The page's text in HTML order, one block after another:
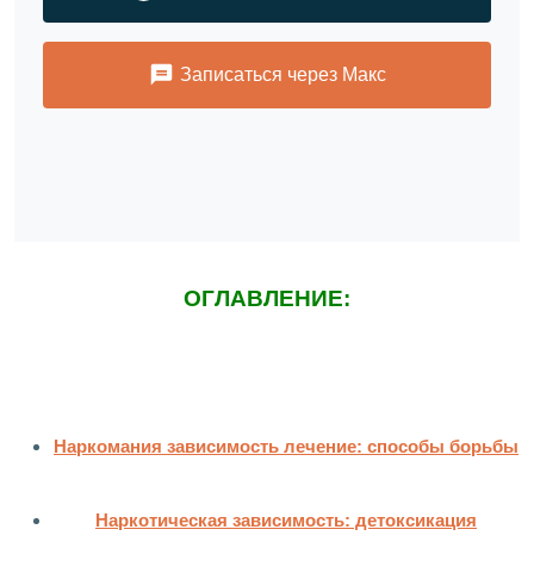
Записаться через Макс
ОГЛАВЛЕНИЕ:
Наркомания зависимость лечение: способы борьбы
Наркотическая зависимость: детоксикация